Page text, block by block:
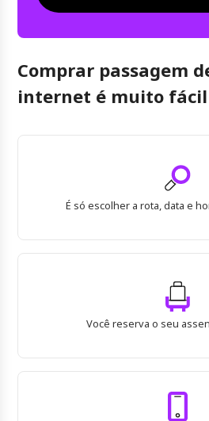
Comprar passagem
internet é muito fácil
É só escolher a rota, data e
Você reserva o seu